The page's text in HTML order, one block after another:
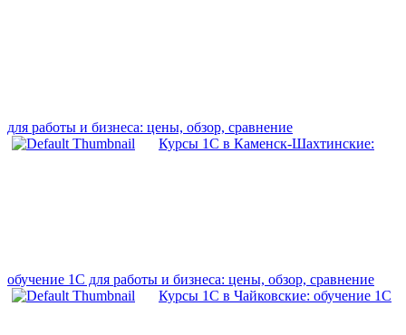
для работы и бизнеса: цены, обзор, сравнение
Курсы 1С в Каменск-Шахтинские:
обучение 1С для работы и бизнеса: цены, обзор, сравнение
Курсы 1С в Чайковские: обучение 1С